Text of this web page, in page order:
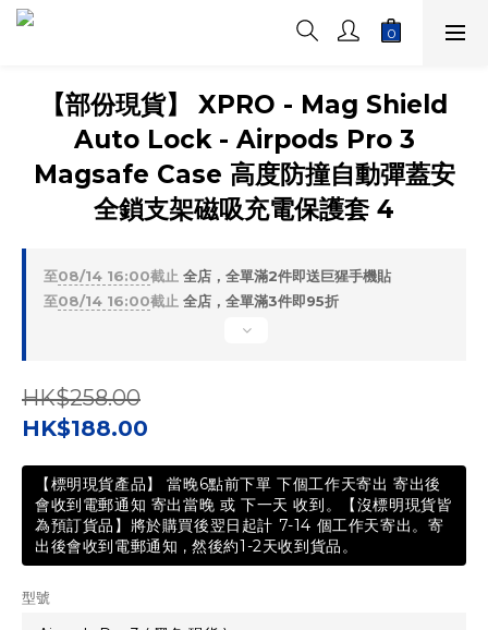
【部份現貨】 XPRO - Mag Shield
Auto Lock - Airpods Pro 3
Magsafe Case 高度防撞自動彈蓋安
全鎖支架磁吸充電保護套 4
至08/14 16:00截止 全店，全單滿2件即送巨猩手機貼
至08/14 16:00截止 全店，全單滿3件即95折
HK$258.00
HK$188.00
【標明現貨產品】 當晚6點前下單 下個工作天寄出 寄出後
會收到電郵通知 寄出當晚 或 下一天 收到。【沒標明現貨皆
為預訂貨品】將於購買後翌日起計 7-14 個工作天寄出。寄
出後會收到電郵通知 , 然後約1-2天收到貨品。
型號